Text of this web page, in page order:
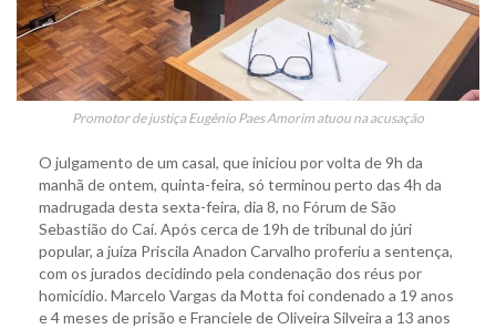
Promotor de justiça Eugênio Paes Amorim atuou na acusação
O julgamento de um casal, que iniciou por volta de 9h da
manhã de ontem, quinta-feira, só terminou perto das 4h da
madrugada desta sexta-feira, dia 8, no Fórum de São
Sebastião do Caí. Após cerca de 19h de tribunal do júri
popular, a juíza Priscila Anadon Carvalho proferiu a sentença,
com os jurados decidindo pela condenação dos réus por
homicídio. Marcelo Vargas da Motta foi condenado a 19 anos
e 4 meses de prisão e Franciele de Oliveira Silveira a 13 anos